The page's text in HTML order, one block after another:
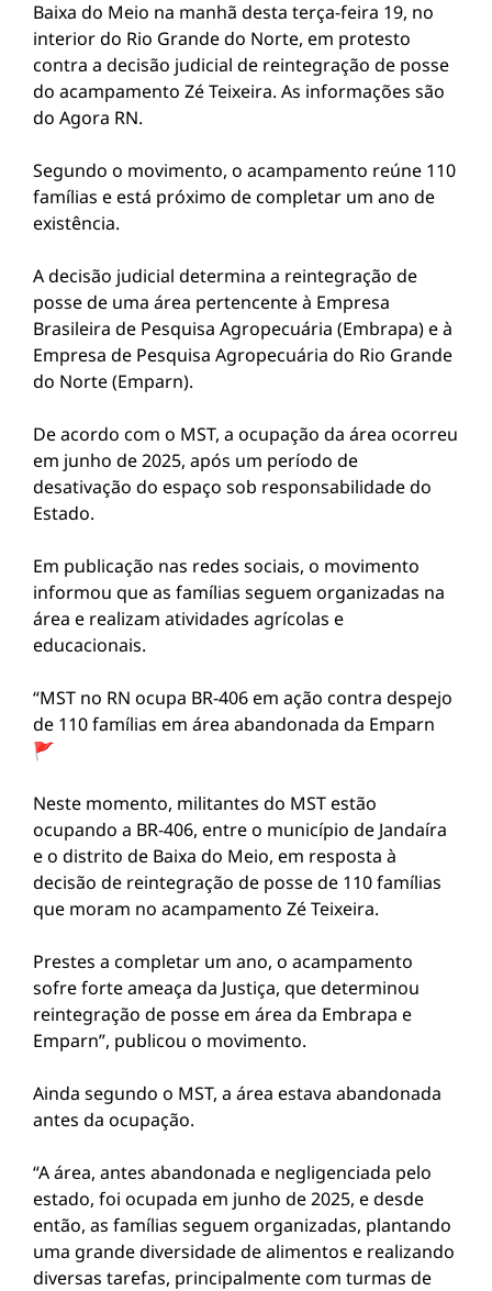
Baixa do Meio na manhã desta terça-feira 19, no
interior do Rio Grande do Norte, em protesto
contra a decisão judicial de reintegração de posse
do acampamento Zé Teixeira. As informações são
do Agora RN.
Segundo o movimento, o acampamento reúne 110
famílias e está próximo de completar um ano de
existência.
A decisão judicial determina a reintegração de
posse de uma área pertencente à Empresa
Brasileira de Pesquisa Agropecuária (Embrapa) e à
Empresa de Pesquisa Agropecuária do Rio Grande
do Norte (Emparn).
De acordo com o MST, a ocupação da área ocorreu
em junho de 2025, após um período de
desativação do espaço sob responsabilidade do
Estado.
Em publicação nas redes sociais, o movimento
informou que as famílias seguem organizadas na
área e realizam atividades agrícolas e
educacionais.
“MST no RN ocupa BR-406 em ação contra despejo
de 110 famílias em área abandonada da Emparn
🚩
Neste momento, militantes do MST estão
ocupando a BR-406, entre o município de Jandaíra
e o distrito de Baixa do Meio, em resposta à
decisão de reintegração de posse de 110 famílias
que moram no acampamento Zé Teixeira.
Prestes a completar um ano, o acampamento
sofre forte ameaça da Justiça, que determinou
reintegração de posse em área da Embrapa e
Emparn”, publicou o movimento.
Ainda segundo o MST, a área estava abandonada
antes da ocupação.
“A área, antes abandonada e negligenciada pelo
estado, foi ocupada em junho de 2025, e desde
então, as famílias seguem organizadas, plantando
uma grande diversidade de alimentos e realizando
diversas tarefas, principalmente com turmas de